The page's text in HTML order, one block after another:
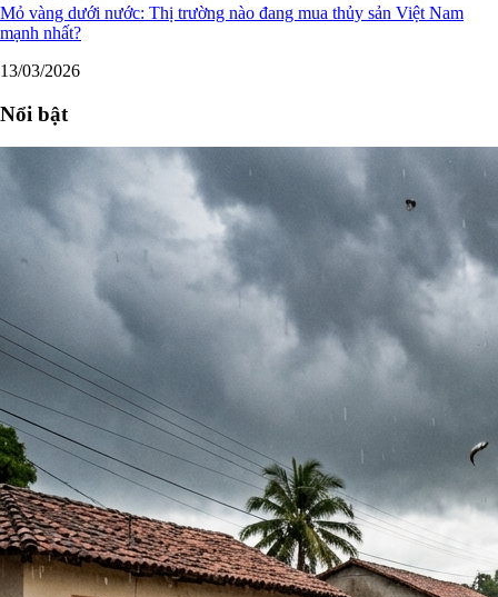
Mỏ vàng dưới nước: Thị trường nào đang mua thủy sản Việt Nam
mạnh nhất?
13/03/2026
Nổi bật